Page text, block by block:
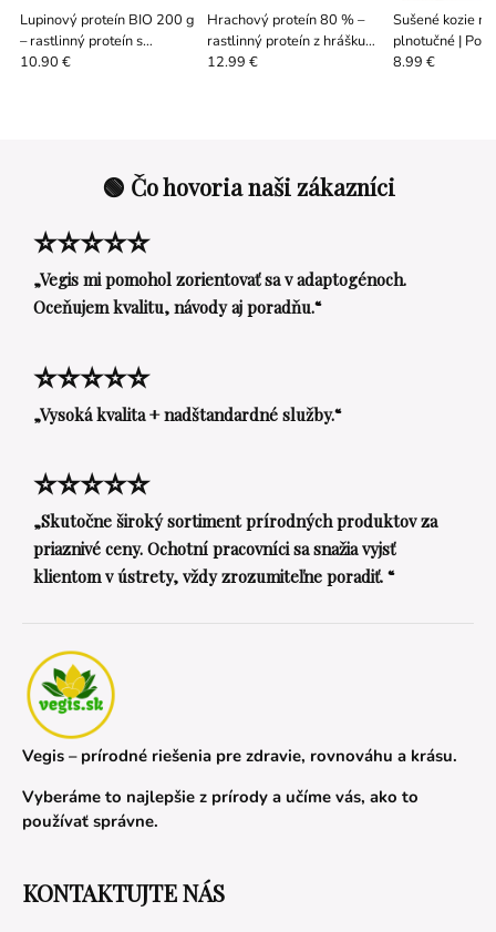
Lupinový proteín BIO 200 g
– rastlinný proteín s
vysokým obsahom vlákniny
10.90 €
Hrachový proteín 80 % –
rastlinný proteín z hrášku
200 g
12.99 €
Sušené kozie
plnotučné |
kvalita 100 /
8.99 €
🟢 Čo hovoria naši zákazníci
⭐⭐⭐⭐⭐
„Vegis mi pomohol zorientovať sa v adaptogénoch.
Oceňujem kvalitu, návody aj poradňu.“
⭐⭐⭐⭐⭐
„Vysoká kvalita + nadštandardné služby.“
⭐⭐⭐⭐⭐
„Skutočne široký sortiment prírodných produktov za
priaznivé ceny. Ochotní pracovníci sa snažia vyjsť
klientom v ústrety, vždy zrozumiteľne poradiť. “
Vegis – prírodné riešenia pre zdravie, rovnováhu a krásu.
Vyberáme to najlepšie z prírody a učíme vás, ako to
používať správne.
KONTAKTUJTE NÁS